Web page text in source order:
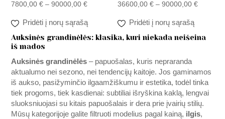
7800,00€ – 90000,00€
Pridėti į norų sąrašą
36600,00 € – 90000,00 €
Pridėti į norų sąrašą
Auksinės grandinėlės: klasika, kuri niekada neišeina
iš mados
Auksinės grandinėlės – papuošalas, kuris nepraranda
aktualumo nei sezono, nei tendencijų kaitoje. Jos gaminamos
iš aukso, pasižyminčio ilgaamžiškumu ir estetika, todėl tinka
tiek progoms, tiek kasdienai: subtiliai išryškina kaklą, lengvai
sluoksniuojasi su kitais papuošalais ir dera prie įvairių stilių.
Mūsų kategorijoje galite filtruoti modelius pagal kainą, ilgis,